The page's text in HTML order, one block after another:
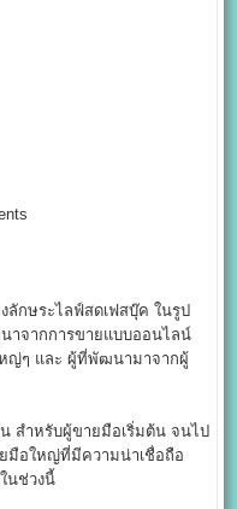
ลักษระไลฟ์สดเฟสบุ๊ค ในรูป
าจากการขายแบบออนไลน์
ญ่ๆ และ ผู้ที่พัฒนามาจากผู้
สำหรับผู้ขายมือเริ่มต้น จนไป
มือใหญ่ที่มีความน่าเชื่อถือ
นช่วงนี้